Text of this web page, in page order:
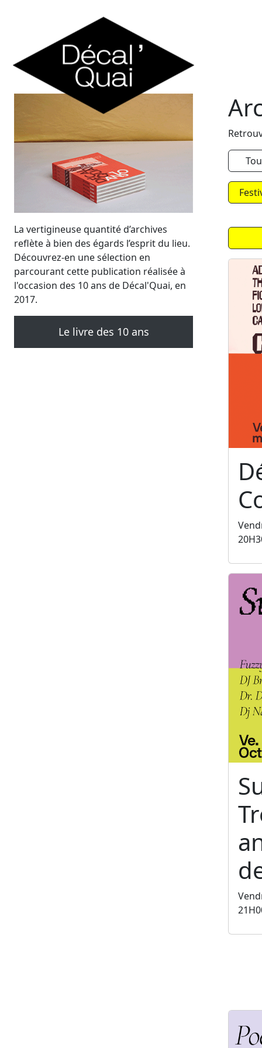
La vertigineuse quantité d’archives
reflète à bien des égards l’esprit du lieu.
Découvrez-en une sélection en
parcourant cette publication réalisée à
l'occasion des 10 ans de Décal'Quai, en
2017.
Le livre des 10 ans